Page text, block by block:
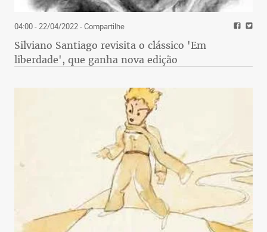
04:00 - 22/04/2022- Compartilhe
Silviano Santiago revisita o clássico 'Em
liberdade', que ganha nova edição